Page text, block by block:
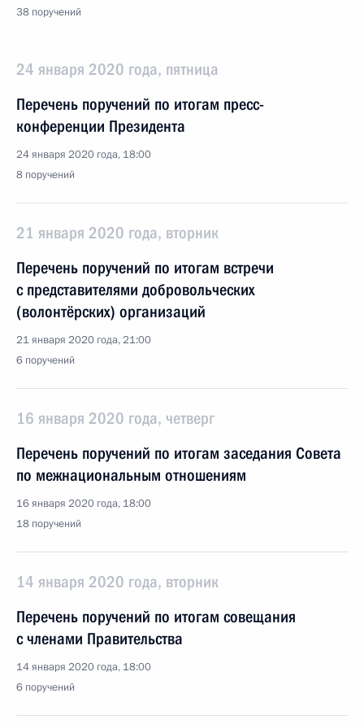
38 поручений
24 января 2020 года, пятница
Перечень поручений по итогам пресс-
конференции Президента
24 января 2020 года, 18:00
8 поручений
21 января 2020 года, вторник
Перечень поручений по итогам встречи
с представителями добровольческих
(волонтёрских) организаций
21 января 2020 года, 21:00
6 поручений
16 января 2020 года, четверг
Перечень поручений по итогам заседания Совета
по межнациональным отношениям
16 января 2020 года, 18:00
18 поручений
14 января 2020 года, вторник
Перечень поручений по итогам совещания
с членами Правительства
14 января 2020 года, 18:00
6 поручений